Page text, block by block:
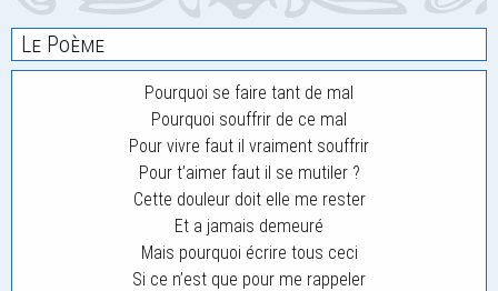
Le Poème
Pourquoi se faire tant de mal
Pourquoi souffrir de ce mal
Pour vivre faut il vraiment souffrir
Pour t’aimer faut il se mutiler ?
Cette douleur doit elle me rester
Et a jamais demeuré
Mais pourquoi écrire tous ceci
Si ce n’est que pour me rappeler